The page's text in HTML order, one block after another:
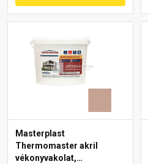
Masterplast
Thermomaster akril
vékonyvakolat,